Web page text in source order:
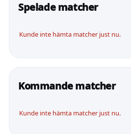
Spelade matcher
Kunde inte hämta matcher just nu.
Kommande matcher
Kunde inte hämta matcher just nu.